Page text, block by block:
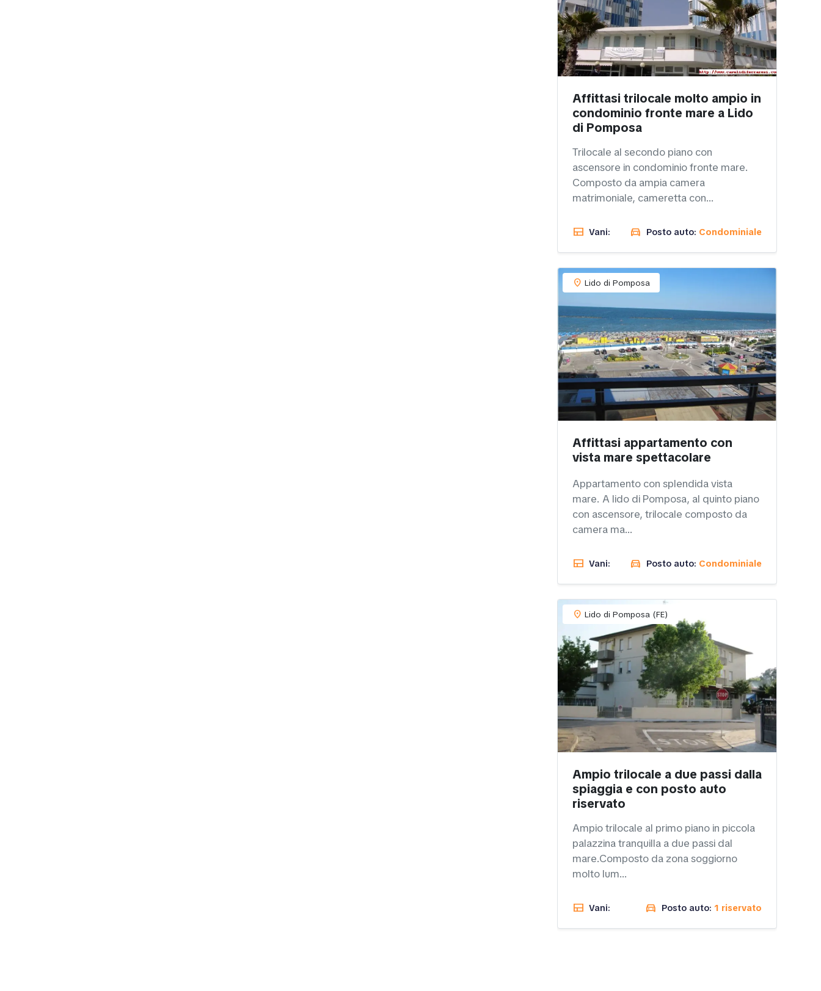
Affittasi trilocale molto ampio in
condominio fronte mare a Lido
di Pomposa
Trilocale al secondo piano con
ascensore in condominio fronte mare.
Composto da ampia camera
matrimoniale, cameretta con...
view_comfy Vani: directions_car Posto auto: Condominiale
location_on Lido di Pomposa
Affittasi appartamento con
vista mare spettacolare
Appartamento con splendida vista
mare. A lido di Pomposa, al quinto piano
con ascensore, trilocale composto da
camera ma...
view_comfy Vani: directions_car Posto auto: Condominiale
location_on Lido di Pomposa (FE)
Ampio trilocale a due passi dalla
spiaggia e con posto auto
riservato
Ampio trilocale al primo piano in piccola
palazzina tranquilla a due passi dal
mare.Composto da zona soggiorno
molto lum...
view_comfy Vani: directions_car Posto auto: 1 riservato